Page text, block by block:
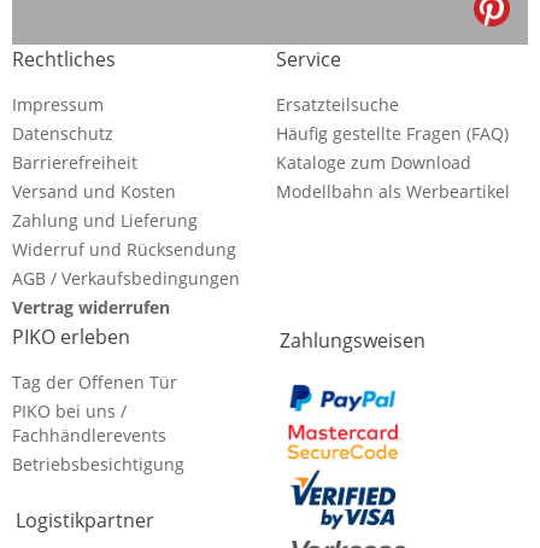
Rechtliches
Impressum
Datenschutz
Barrierefreiheit
Versand und Kosten
Zahlung und Lieferung
Widerruf und Rücksendung
AGB / Verkaufsbedingungen
Vertrag widerrufen
Service
Ersatzteilsuche
Häufig gestellte Fragen (FAQ)
Kataloge zum Download
Modellbahn als Werbeartikel
PIKO erleben
Tag der Offenen Tür
PIKO bei uns /
Fachhändlerevents
Betriebsbesichtigung
Logistikpartner
Zahlungsweisen